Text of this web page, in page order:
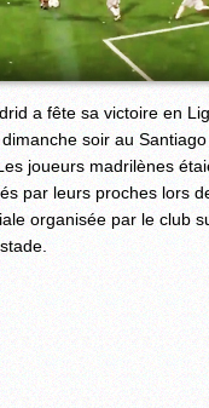
a fête sa victoire en
soir au Santiago
joueurs madrilènes
par leurs proches lors
organisée par le club